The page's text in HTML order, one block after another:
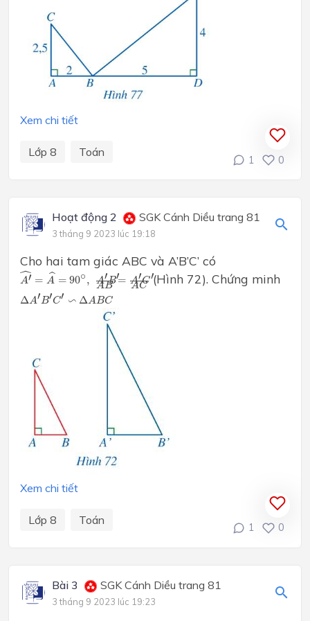
Xem chi tiết
Lớp 8 Toán
1 0
Hoạt động 2 SGK Cánh Diều trang 81
3 tháng 9 2023 lúc 19:18
Cho hai tam giác ABC và A’B’C’ có
ˆ
A′ = ˆ
A = 90∘, A′B′
AB = A′C′
AC
A′ A^ A′ B A A C′ C
(Hình 72). Chứng minh
ΔA′B′C′ ∽ ΔABC
Δ A′B′C′∽ A C
Xem chi tiết
Lớp 8 Toán
1 0
Bài 3 SGK Cánh Diều trang 81
3 tháng 9 2023 lúc 19:23